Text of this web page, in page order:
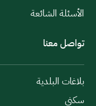
الأسئلة الشائعة
تواصل معنا
بلاغات البلدية
سكني